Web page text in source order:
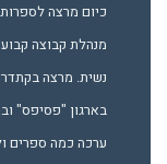
כיום מרצה
מנהלת קבוצה
נשית. מרצה
בארגון "פסיפס"
ערכה כמה ספרים